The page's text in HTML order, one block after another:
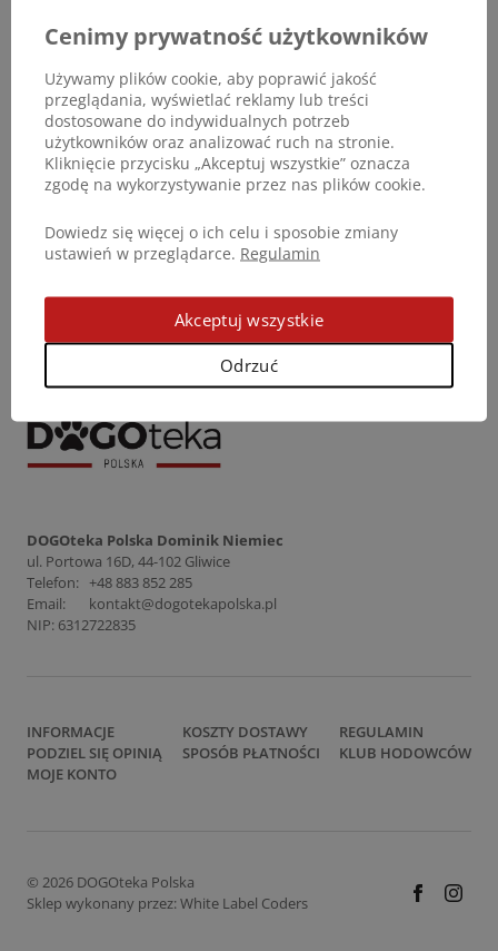
CortiAdapt®
Dietetyczna karma
uzupełniająca w płynie
przeznaczona dla wspomagania
funkcji skóry w przypadku
dermatozy oraz wypadania
sierści u psów i kotów.
LactoAdapt®
Karma uzupełniająca dla psów i
kotów wskazana dla
prawidłowego funkcjonowania
jelit, złożona z pre- i
probiotyków.
Zobacz produkt
Karma uzupełniająca w paście ze
strzykawką wielokrotnego
kotów, jako wsparcie podczas
DOGOteka Polska Dominik Niemiec
ul. Portowa 16D, 44-102 Gliwice
Telefon: +48 883 852 285
Email:
kontakt@dogotekapolska.pl
NIP: 6312722835
INFORMACJE
PODZIEL SIĘ OPINIĄ
MOJE KONTO
KOSZTY DOSTAWY
SPOSÓB PŁATNOŚCI
REGULAMIN
KLUB HODOWCÓW
© 2026 DOGOteka Polska
Sklep wykonany przez:White Label Coders
Cenimy prywatność użytkowników
Używamy plików cookie, aby poprawić jakość
przeglądania, wyświetlać reklamy lub treści
dostosowane do indywidualnych potrzeb
użytkowników oraz analizować ruch na stronie.
Kliknięcie przycisku „Akceptuj wszystkie” oznacza
zgodę na wykorzystywanie przez nas plików cookie.
Dowiedz się więcej o ich celu i sposobie zmiany
ustawień w przeglądarce. Regulamin
Odrzuć
Akceptuj wszystkie